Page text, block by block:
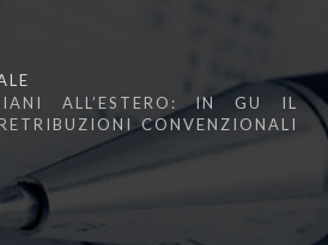
ALL’ESTERO: IN GU IL
CONVENZIONALI